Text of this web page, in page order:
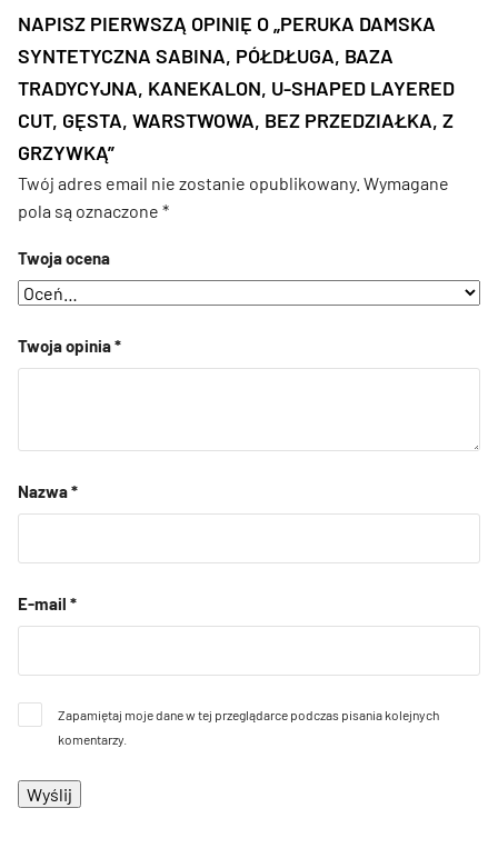
NAPISZ PIERWSZĄ OPINIĘ O „PERUKA DAMSKA
SYNTETYCZNA SABINA, PÓŁDŁUGA, BAZA
TRADYCYJNA, KANEKALON, U-SHAPED LAYERED
CUT, GĘSTA, WARSTWOWA, BEZ PRZEDZIAŁKA, Z
GRZYWKĄ”
Twój adres email nie zostanie opublikowany. Wymagane
pola są oznaczone *
Twoja ocena
Twoja opinia*
Nazwa*
E-mail *
Zapamiętaj moje dane w tej przeglądarce podczas pisania kolejnych
komentarzy.